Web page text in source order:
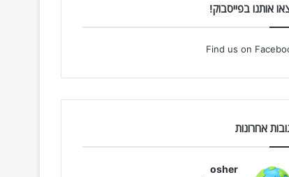
אותנו בפייסבוק!
Find us on
אחרונות
osher